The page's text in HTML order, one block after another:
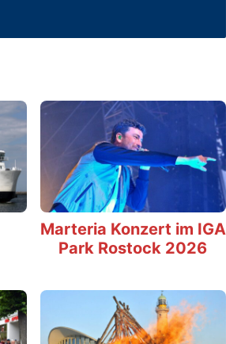
Marteria Konzert im IGA
Park Rostock 2026